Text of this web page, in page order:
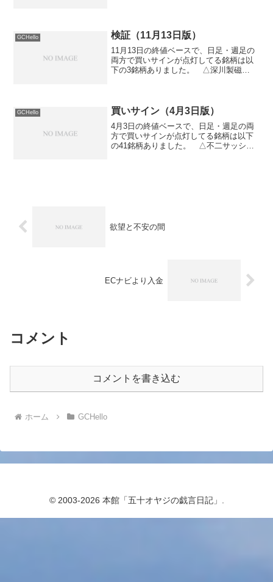
（6772） △...
GCHello 検証（11月13日版）
11月13日の終値ベースで、日足・週足の
両方で買いサインが点灯してる銘柄は以
下の3銘柄ありました。 △深川製磁
▲、それ以外...
GCHello 買いサイン（4月3日版）
4月3日の終値ベースで、日足・週足の両
方で買いサインが点灯してる銘柄は以下
の41銘柄ありました。 △不二サッシ
欲望と不安の間
ECナビより入金
コメント
コメントを書き込む
ホーム GCHello
© 2003-2026 本館「五十オヤジの戯言日記」.